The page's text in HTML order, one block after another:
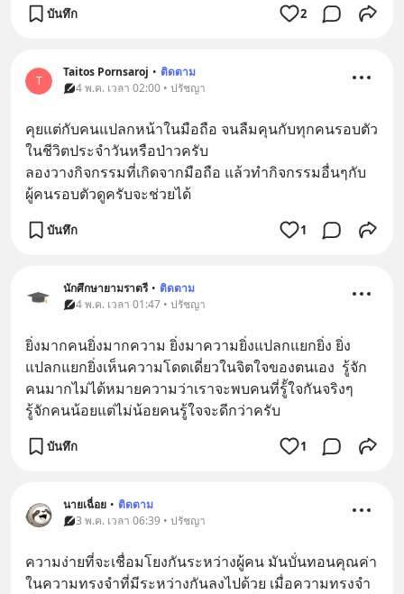
บันทึก 2
T
Taitos Pornsaroj • ติดตาม
4 พ.ค. เวลา 02:00 • ปรัชญา
คุยแต่กับคนแปลกหน้าในมือถือ จนลืมคุนกับทุกคนรอบตัว
ในชีวิตประจำวันหรือป่าวครับ
ลองวางกิจกรรมที่เกิดจากมือถือ แล้วทำกิจกรรมอื่นๆกับ
ผู้คนรอบตัวดูครับจะช่วยได้
บันทึก 1
นักศึกษายามราตรี • ติดตาม
4 พ.ค. เวลา 01:47 • ปรัชญา
ยิ่งมากคนยิ่งมากความ ยิ่งมาความยิ่งแปลกแยกยิ่ง ยิ่ง
แปลกแยกยิ่งเห็นความโดดเดี่ยวในจิตใจของตนเอง  รู้จัก
คนมากไม่ได้หมายความว่าเราจะพบคนที่รู้้ใจกันจริงๆ
รู้จักคนน้อยแต่ไม่น้อยคนรู้ใจจะดีกว่าครับ
บันทึก 1
นายเฉื่อย • ติดตาม
3 พ.ค. เวลา 06:39 • ปรัชญา
ความง่ายที่จะเชื่อมโยงกันระหว่างผู้คน มันบั่นทอนคุณค่า
ในความทรงจำที่มีระหว่างกันลงไปด้วย เมื่อความทรงจำ